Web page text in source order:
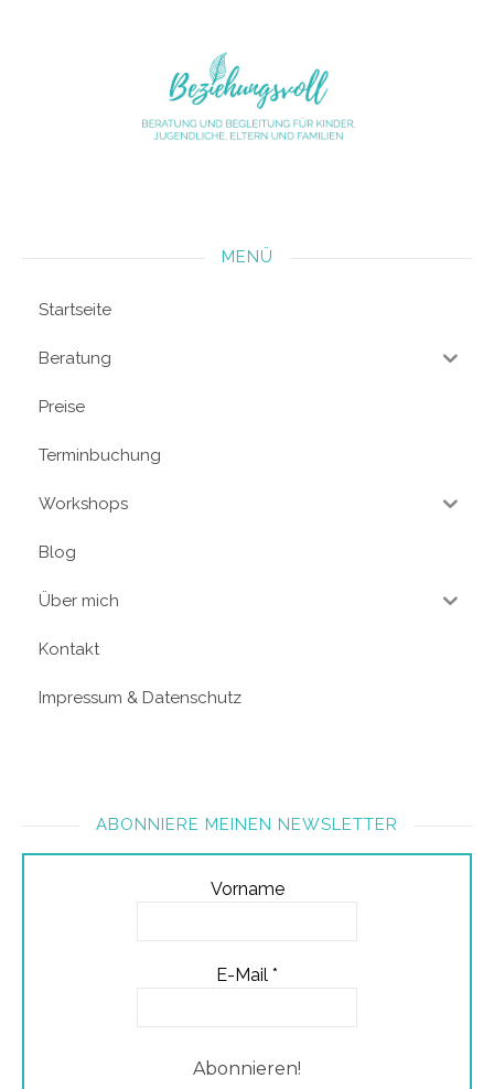
MENÜ
Startseite
Beratung
Preise
Terminbuchung
Workshops
Blog
Über mich
Kontakt
Impressum & Datenschutz
ABONNIERE MEINEN NEWSLETTER
Vorname
E-Mail *